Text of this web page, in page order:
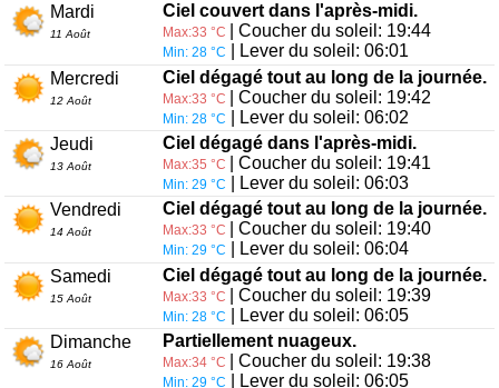
Mardi
11 Août
Ciel couvert dans l'après-midi.
Max:33 °C | Coucher du soleil: 19:44
Min: 28 °C
| Lever du soleil: 06:01
Mercredi
12 Août
Ciel dégagé tout au long de la journée.
Max:33 °C | Coucher du soleil: 19:42
Min: 28 °C
| Lever du soleil: 06:02
Jeudi
13 Août
Ciel dégagé dans l'après-midi.
Max:35 °C | Coucher du soleil: 19:41
Min: 29 °C
| Lever du soleil: 06:03
Vendredi
14 Août
Ciel dégagé tout au long de la journée.
Max:33 °C | Coucher du soleil: 19:40
Min: 29 °C
| Lever du soleil: 06:04
Samedi
15 Août
Ciel dégagé tout au long de la journée.
Max:33 °C | Coucher du soleil: 19:39
Min: 28 °C
| Lever du soleil: 06:05
Dimanche
16 Août
Partiellement nuageux.
Max:34 °C | Coucher du soleil: 19:38
Min: 29 °C
| Lever du soleil: 06:05